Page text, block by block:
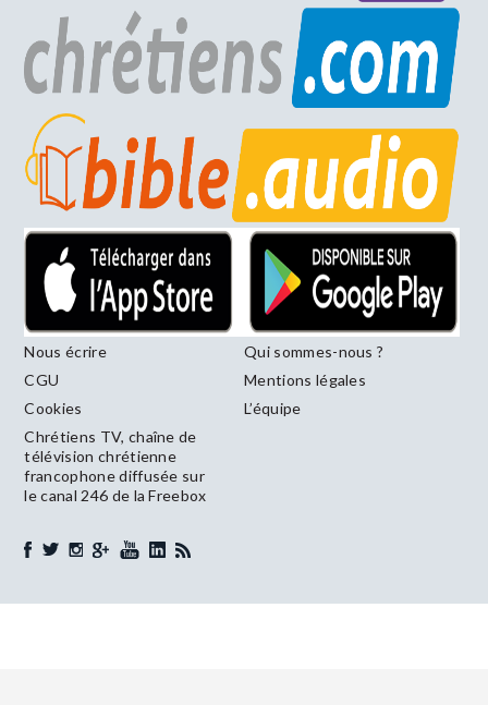
Nous écrire
Qui sommes-nous ?
CGU
Mentions légales
Cookies
L’équipe
Chrétiens TV, chaîne de
télévision chrétienne
francophone diffusée sur
le canal 246 de la Freebox